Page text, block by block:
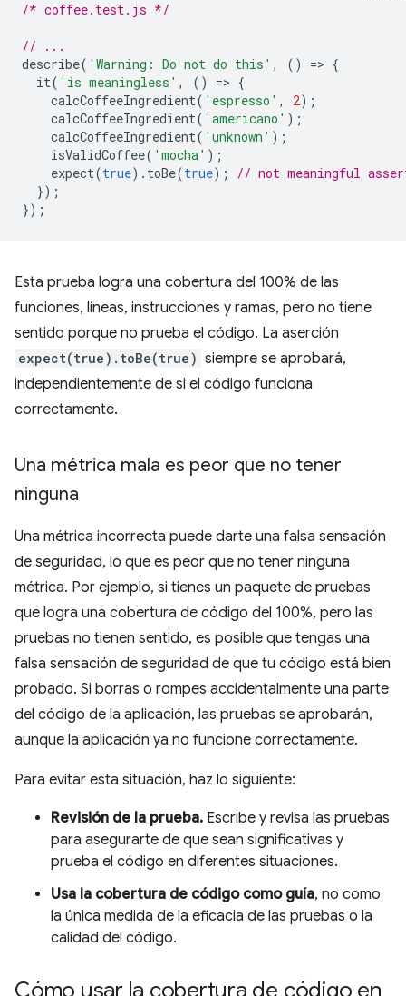
/* coffee.test.js */
// ...
describe( 'Warning: Do not do this' , () => {
it( 'is meaningless' , () => {
calcCoffeeIngredient( 'espresso' , 2);
calcCoffeeIngredient( 'americano' );
calcCoffeeIngredient( 'unknown' );
isValidCoffee( 'mocha' );
expect(true). toBe(true);
// not meaningful
});
});
Esta prueba logra una cobertura del 100% de las
funciones, líneas, instrucciones y ramas, pero no tiene
sentido porque no prueba el código. La aserción
expect(true).toBe(true) siempre se aprobará,
independientemente de si el código funciona
correctamente.
Una métrica mala es peor que no tener
ninguna
Una métrica incorrecta puede darte una falsa sensación
de seguridad, lo que es peor que no tener ninguna
métrica. Por ejemplo, si tienes un paquete de pruebas
que logra una cobertura de código del 100%, pero las
pruebas no tienen sentido, es posible que tengas una
falsa sensación de seguridad de que tu código está bien
probado. Si borras o rompes accidentalmente una parte
del código de la aplicación, las pruebas se aprobarán,
aunque la aplicación ya no funcione correctamente.
Para evitar esta situación, haz lo siguiente:
Revisión de la prueba. Escribe y revisa las pruebas
para asegurarte de que sean significativas y
prueba el código en diferentes situaciones.
Usa la cobertura de código como guía, no como
la única medida de la eficacia de las pruebas o la
calidad del código.